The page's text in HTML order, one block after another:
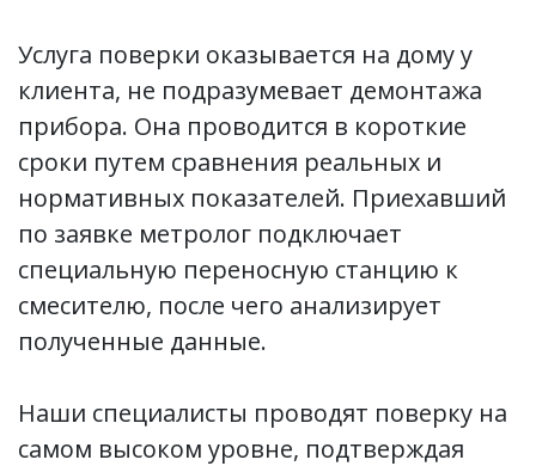
Услуга поверки оказывается на дому у
клиента, не подразумевает демонтажа
прибора. Она проводится в короткие
сроки путем сравнения реальных и
нормативных показателей. Приехавший
по заявке метролог подключает
специальную переносную станцию к
смесителю, после чего анализирует
полученные данные.
Наши специалисты проводят поверку на
самом высоком уровне, подтверждая